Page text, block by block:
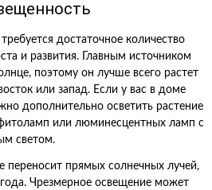
достаточное количество
и развития. Главным источником
поэтому он лучше всего растет
или запад. Если у вас в доме
дополнительно осветить растение
или люминесцентных ламп с
светом.
переносит прямых солнечных лучей,
Чрезмерное освещение может